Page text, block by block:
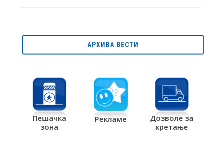
АРХИВА ВЕСТИ
Пешачка
зона
Рекламе
Дозволе за
кретање